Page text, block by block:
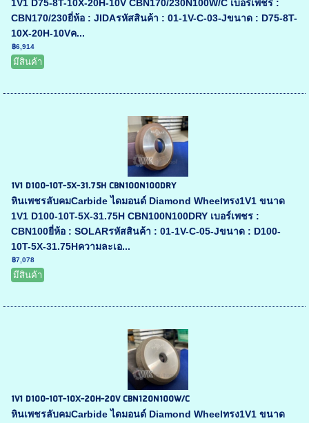
1V1 D75-8T-10X-20H-10V CBN170/230N100W/C เบอร์เพชร :
CBN170/230ยี่ห้อ : JIDAรหัสสินค้า : 01-1V-C-03-Jขนาด : D75-8T-
10X-20H-10Vค...
฿6,914
มีสินค้า
1V1 D100-10T-5X-31.75H CBN100N100DRY
หินเพชรลับคมCarbide ไดมอนด์ Diamond Wheelทรง1V1 ขนาด
1V1 D100-10T-5X-31.75H CBN100N100DRY เบอร์เพชร :
CBN100ยี่ห้อ : SOLARรหัสสินค้า : 01-1V-C-05-Jขนาด : D100-
10T-5X-31.75Hความละเอ...
฿7,078
มีสินค้า
1V1 D100-10T-10X-20H-20V CBN120N100W/C
หินเพชรลับคมCarbide ไดมอนด์ Diamond Wheelทรง1V1 ขนาด